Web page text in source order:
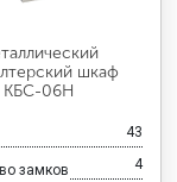
шкаф
КБС-06Н
43
замков 4